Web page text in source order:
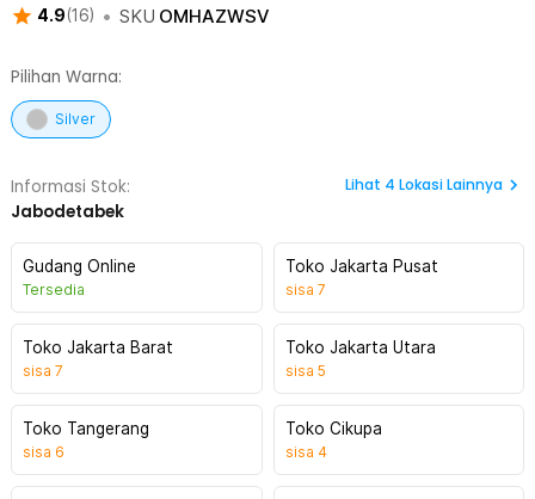
4.9(16) • SKU OMHAZWSV
Pilihan Warna:
Silver
Informasi Stok:
Jabodetabek
Lihat 4 Lokasi Lainnya
Gudang Online
Tersedia
Toko Jakarta Pusat
sisa 7
Toko Jakarta Barat
sisa 7
Toko Jakarta Utara
sisa 5
Toko Tangerang
sisa 6
Toko Cikupa
sisa 4